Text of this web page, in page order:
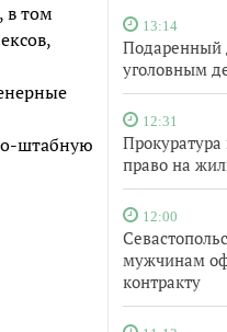
13:14
Подаренный
уголовным
12:31
Прокуратура
право на
12:00
мужчинам
контракту
в том
штабную